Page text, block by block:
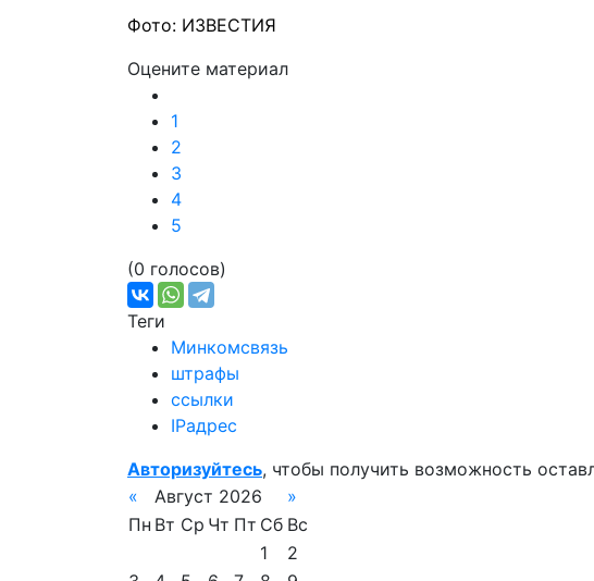
Фото: ИЗВЕСТИЯ
Оцените материал
1
2
3
4
5
(0 голосов)
Теги
Минкомсвязь
штрафы
ссылки
IPадрес
Авторизуйтесь, чтобы получить возможность
«
Август 2026
»
Пн Вт Ср Чт Пт Сб Вс
1
2